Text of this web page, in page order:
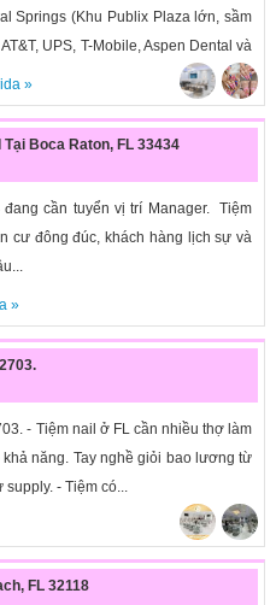
Springs (Khu Publix Plaza lớn, sầm
UPS, T-Mobile, Aspen Dental và
»
Boca Raton, FL 33434
cần tuyển vị trí Manager. Tiệm
cư đông đúc, khách hàng lịch sự và
»
- Tiệm nail ở FL cần nhiều thợ làm
năng. Tay nghề giỏi bao lương từ
- Tiệm có...
FL 32118